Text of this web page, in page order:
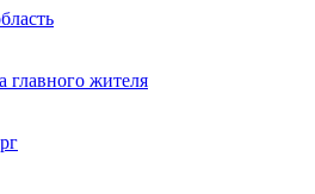
главного жителя